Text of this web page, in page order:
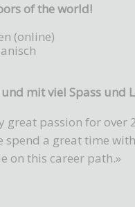
of the world!
(online)
mit viel Spass und
great passion for over
spend a great time
on this career path.»